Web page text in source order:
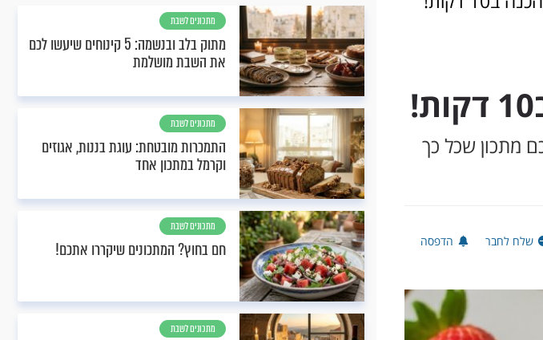
מתכון שכל כך
שלח לחבר הדפסה
מתכונים לשבת
מתוק בלב ובנשמה: 5 קינוחים שיעשו לכם
את השבת מושלמת
מתכונים לשבת
התמכרות מובטחת: עוגת בננות, אגוזים
וקרמל במתכון אחד
מתכונים לשבת
חם בחוץ? המתכונים שיקררו אתכם!
מתכונים לשבת